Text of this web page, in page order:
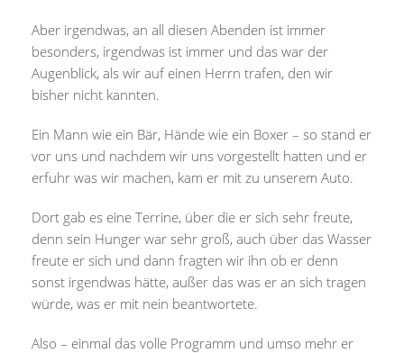
Aber irgendwas, an all diesen Abenden ist immer
besonders, irgendwas ist immer und das war der
Augenblick, als wir auf einen Herrn trafen, den wir
bisher nicht kannten.
Ein Mann wie ein Bär, Hände wie ein Boxer – so stand er
vor uns und nachdem wir uns vorgestellt hatten und er
erfuhr was wir machen, kam er mit zu unserem Auto.
Dort gab es eine Terrine, über die er sich sehr freute,
denn sein Hunger war sehr groß, auch über das Wasser
freute er sich und dann fragten wir ihn ob er denn
sonst irgendwas hätte, außer das was er an sich tragen
würde, was er mit nein beantwortete.
Also – einmal das volle Programm und umso mehr er